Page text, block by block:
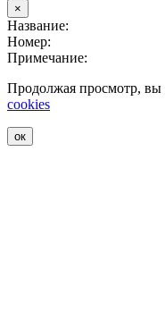
×
Название:
Номер:
Примечание:
Продолжая просмотр, вы
cookies
ок